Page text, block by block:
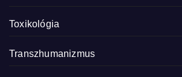
Toxikológia
Transzhumanizmus